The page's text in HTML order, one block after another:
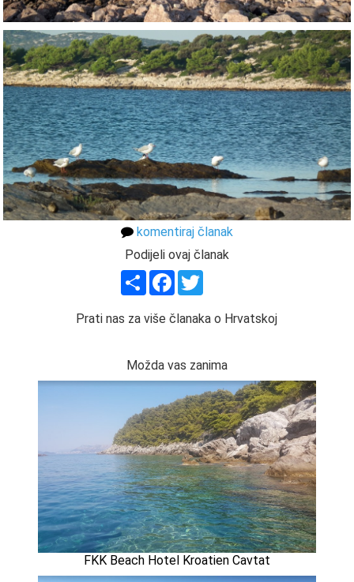
komentiraj članak
Podijeli ovaj članak
ShareFacebook
Prati nas za više članaka o Hrvatskoj
Možda vas zanima
FKK Beach Hotel Kroatien Cavtat